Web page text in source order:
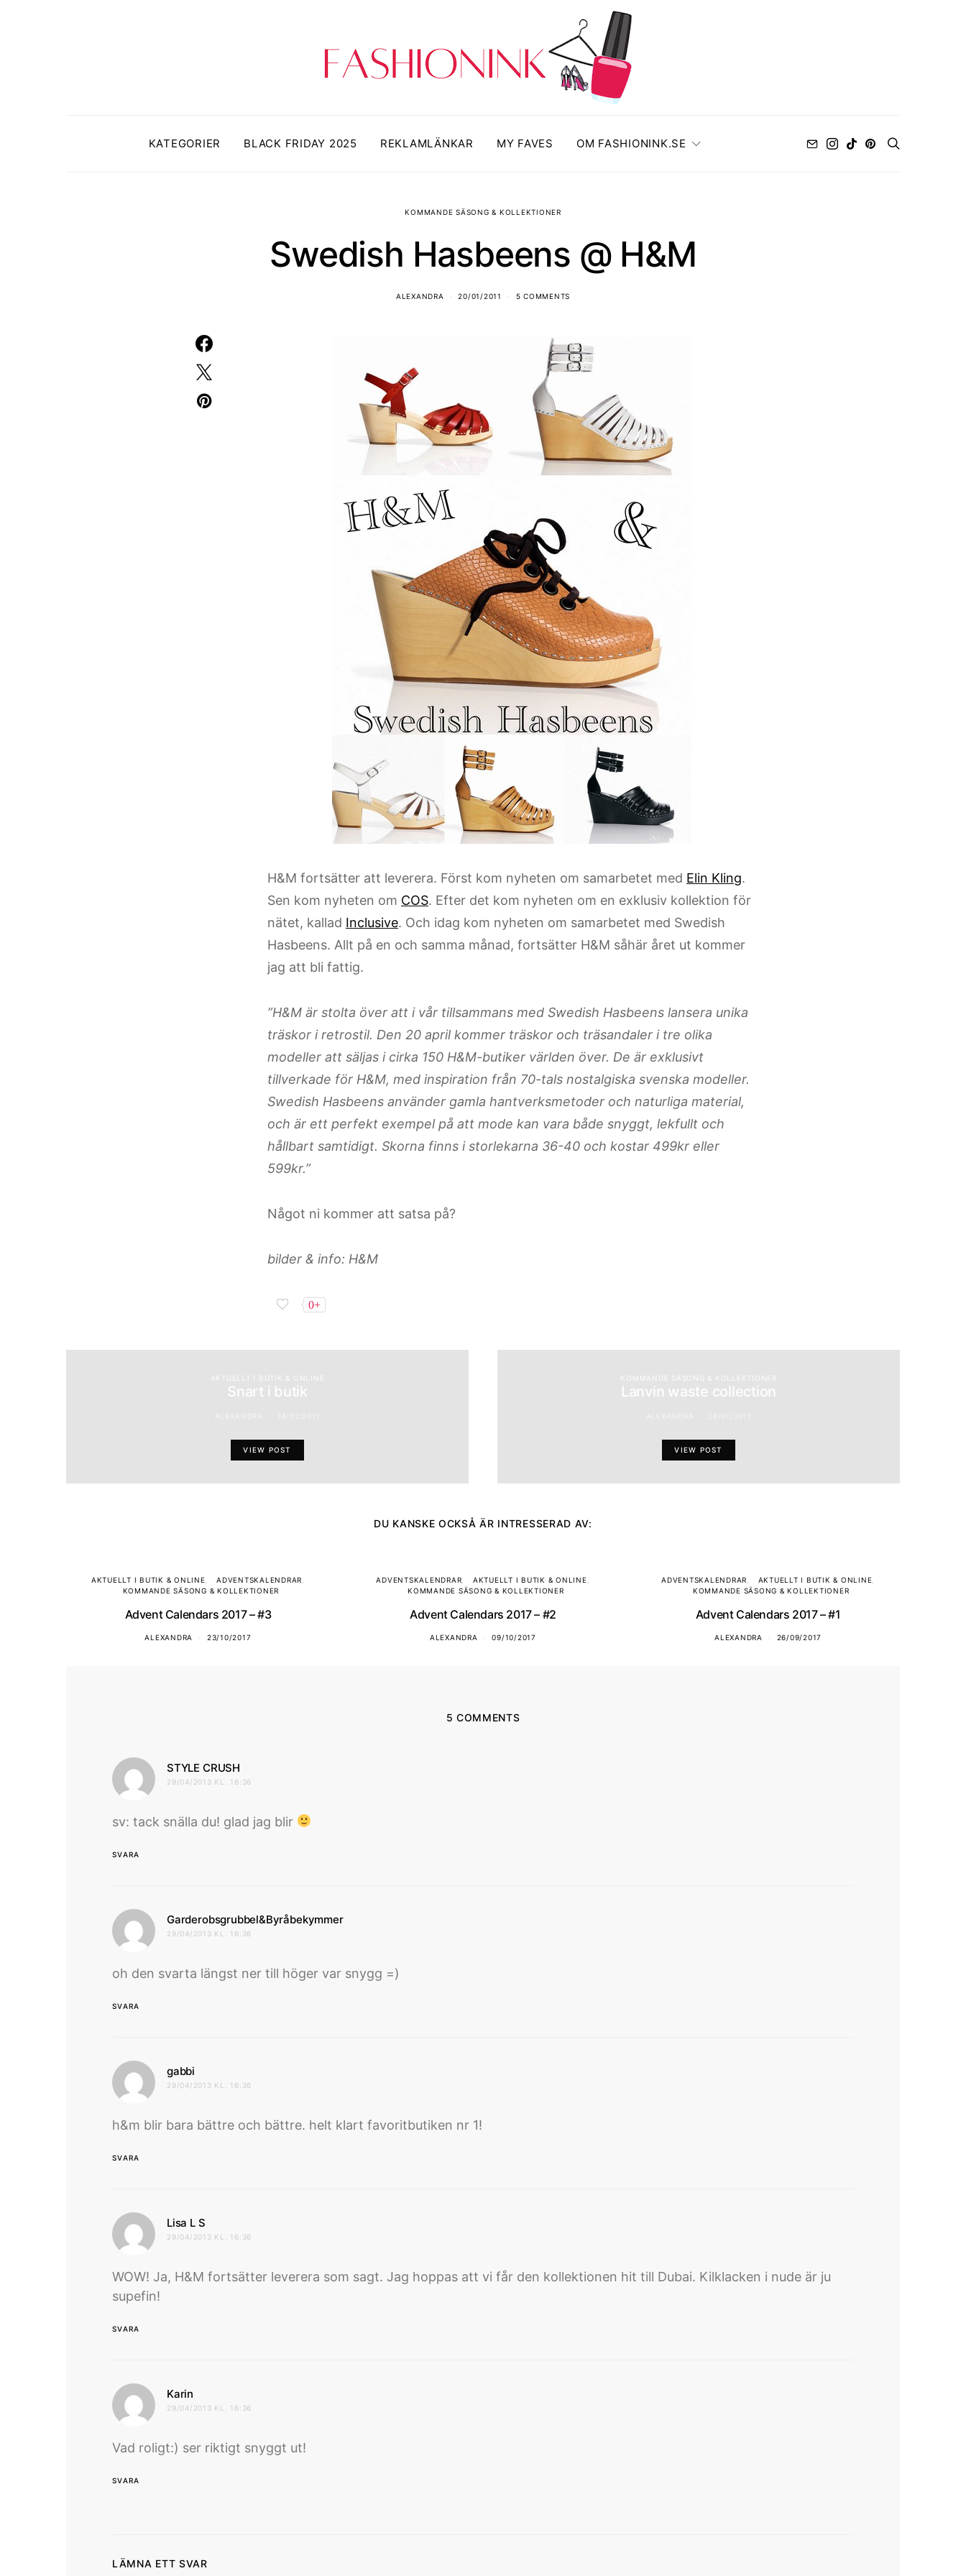
KATEGORIER BLACK FRIDAY 2025 REKLAMLÄNKAR MY FAVES OM FASHIONINK.SE
KOMMANDE SÄSONG & KOLLEKTIONER
Swedish Hasbeens @ H&M
ALEXANDRA 20/01/2011 5 COMMENTS
H&M fortsätter att leverera. Först kom nyheten om samarbetet med Elin Kling.
Sen kom nyheten om COS. Efter det kom nyheten om en exklusiv kollektion för
nätet, kallad Inclusive. Och idag kom nyheten om samarbetet med Swedish
Hasbeens. Allt på en och samma månad, fortsätter H&M såhär året ut kommer
jag att bli fattig.
”H&M är stolta över att i vår tillsammans med Swedish Hasbeens lansera unika
träskor i retrostil. Den 20 april kommer träskor och träsandaler i tre olika
modeller att säljas i cirka 150 H&M-butiker världen över. De är exklusivt
tillverkade för H&M, med inspiration från 70-tals nostalgiska svenska modeller.
Swedish Hasbeens använder gamla hantverksmetoder och naturliga material,
och är ett perfekt exempel på att mode kan vara både snyggt, lekfullt och
hållbart samtidigt. Skorna finns i storlekarna 36-40 och kostar 499kr eller
599kr.”
Något ni kommer att satsa på?
bilder & info: H&M
0+
AKTUELLT I BUTIK & ONLINE
Snart i butik
VIEW POST
KOMMANDE SÄSONG & KOLLEKTIONER
Lanvin waste collection
VIEW POST
DU KANSKE OCKSÅ ÄR INTRESSERAD AV:
AKTUELLT I BUTIK & ONLINE
ADVENTSKALENDRAR
KOMMANDE SÄSONG & KOLLEKTIONER
Advent Calendars 2017 – #3
ALEXANDRA 23/10/2017
ADVENTSKALENDRAR
AKTUELLT I BUTIK & ONLINE
KOMMANDE SÄSONG & KOLLEKTIONER
Advent Calendars 2017 – #2
ALEXANDRA 09/10/2017
ADVENTSKALENDRAR
AKTUELLT I BUTIK & ONLINE
KOMMANDE SÄSONG & KOLLEKTIONER
Advent Calendars 2017 – #1
ALEXANDRA 26/09/2017
5 COMMENTS
STYLE CRUSH
29/04/2013 KL. 16:36
sv: tack snälla du! glad jag blir
SVARA
Garderobsgrubbel&Byråbekymmerskriver:
29/04/2013 KL. 16:36
oh den svarta längst ner till höger var snygg =)
SVARA
gabbi
29/04/2013 KL. 16:36
h&m blir bara bättre och bättre. helt klart favoritbutiken nr 1!
SVARA
Lisa L S
29/04/2013 KL. 16:36
WOW! Ja, H&M fortsätter leverera som sagt. Jag hoppas att vi får den kollektionen hit till Dubai. Kilklacken i nude är ju
supefin!
SVARA
Karin
29/04/2013 KL. 16:36
Vad roligt:) ser riktigt snyggt ut!
SVARA
LÄMNA ETT SVAR